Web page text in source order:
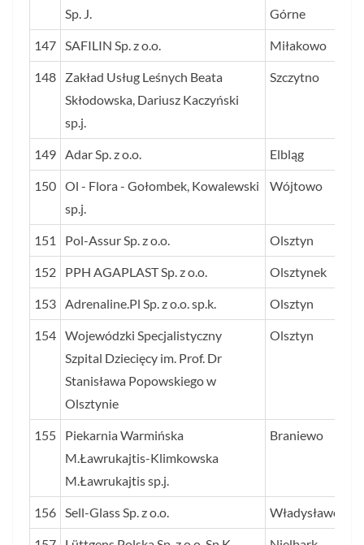
Sp. J.
Górne
147 SAFILIN Sp. z o.o. Miłakowo
148
Zakład Usług Leśnych Beata
Skłodowska, Dariusz Kaczyński
sp.j.
Szczytno
149 Adar Sp. z o.o. Elbląg
150 Ol - Flora - Gołombek, Kowalewski
sp.j.
Wójtowo
151 Pol-Assur Sp. z o.o. Olsztyn
152 PPH AGAPLAST Sp. z o.o. Olsztynek
153 Adrenaline.Pl Sp. z o.o. sp.k. Olsztyn
154 Wojewódzki Specjalistyczny
Szpital Dziecięcy im. Prof. Dr
Stanisława Popowskiego w
Olsztynie
Olsztyn
155
Piekarnia Warmińska
M.Ławrukajtis-Klimkowska
M.Ławrukajtis sp.j.
Braniewo
156 Sell-Glass Sp. z o.o. Władysławowo